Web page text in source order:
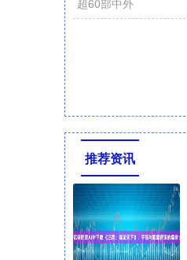
推荐资讯